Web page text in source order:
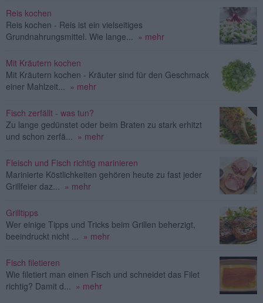
Reis kochen
Reis kochen - Reis ist ein vielseitiges
Grundnahrungsmittel. Wie lange... » mehr
Mit Kräutern kochen
Mit Kräutern kochen - Kräuter sind für den Geschmack
einer Mahlzeit... » mehr
Fisch zerfällt - was tun?
Zu lange gedünstet oder beim Braten zu stark erhitzt
und schon zerfä... » mehr
Fleisch und Fisch richtig marinieren
Marinierte Köstlichkeiten gehören heute zu fast jeder
Grillfeier daz... » mehr
Grilltipps
Wer einige Tipps und Tricks beim Grillen beherzigt,
beeindruckt nicht ... » mehr
Fisch filetieren
Wie filetiert man einen Fisch und schneidet das Filet
richtig? Damit d... » mehr